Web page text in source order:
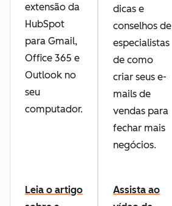
extensão da
HubSpot
para Gmail,
Office 365 e
Outlook no
seu
computador.
Leia o artigo
dicas e
conselhos de
especialistas
de como
criar seus e-
mails de
vendas para
fechar mais
negócios.
Assista ao